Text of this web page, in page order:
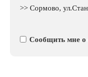
>> Сормово,
Сообщить мне о